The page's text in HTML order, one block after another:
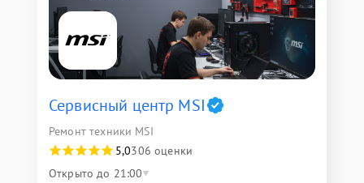
Сервисный центр MSI
Ремонт техники MSI
5,0306 оценки
Открыто до 21:00